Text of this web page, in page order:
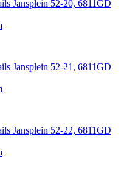
Jansplein 52-20, 6811GD
Jansplein 52-21, 6811GD
Jansplein 52-22, 6811GD